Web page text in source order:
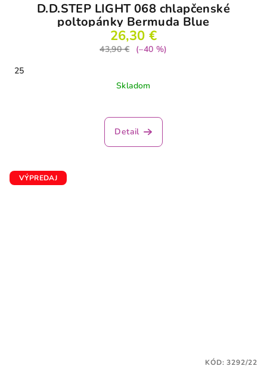
D.D.STEP LIGHT 068 chlapčenské
poltopánky Bermuda Blue
26,30 €
43,90 €
(–40 %)
25
Skladom
Detail
VÝPREDAJ
KÓD:3292/22